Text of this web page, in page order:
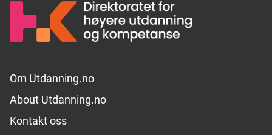
Footer links
Om Utdanning.no
About Utdanning.no
Kontakt oss